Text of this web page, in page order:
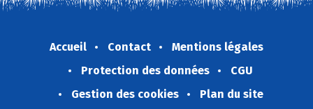
Accueil Contact
Mentions légales
Protection des données
CGU
Gestion des cookies
Plan du site